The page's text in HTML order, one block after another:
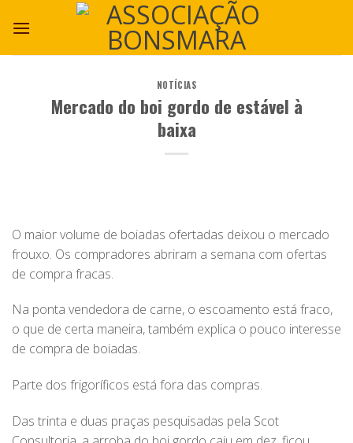
NOTÍCIAS
Mercado do boi gordo de estável à
baixa
O maior volume de boiadas ofertadas deixou o mercado
frouxo. Os compradores abriram a semana com ofertas
de compra fracas.
Na ponta vendedora de carne, o escoamento está fraco,
o que de certa maneira, também explica o pouco interesse
de compra de boiadas.
Parte dos frigoríficos está fora das compras.
Das trinta e duas praças pesquisadas pela Scot